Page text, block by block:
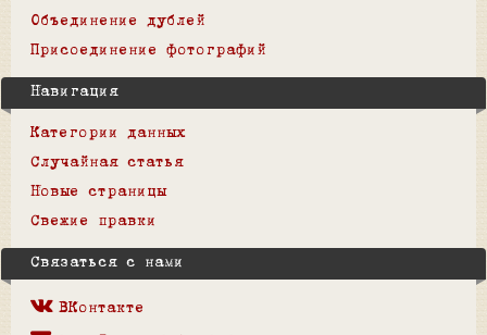
Объединение дублей
Присоединение фотографий
Навигация
Категории данных
Случайная статья
Новые страницы
Свежие правки
Связаться с нами
ВКонтакте